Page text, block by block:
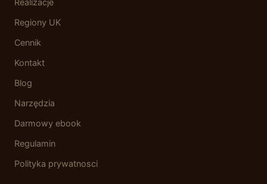
Realizacje
Regiony UK
Cennik
Kontakt
Blog
Narzędzia
Darmowy ebook
Regulamin
Polityka prywatnosci